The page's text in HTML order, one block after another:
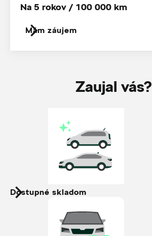
Mám záujem
Na 5 rokov / 100 000 km
Zaujal vás?
Dostupné skladom